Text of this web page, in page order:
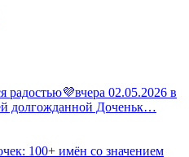
радостью💜вчера 02.05.2026 в
долгожданной Доченьк…